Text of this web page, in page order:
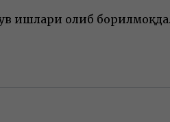
ишлари олиб